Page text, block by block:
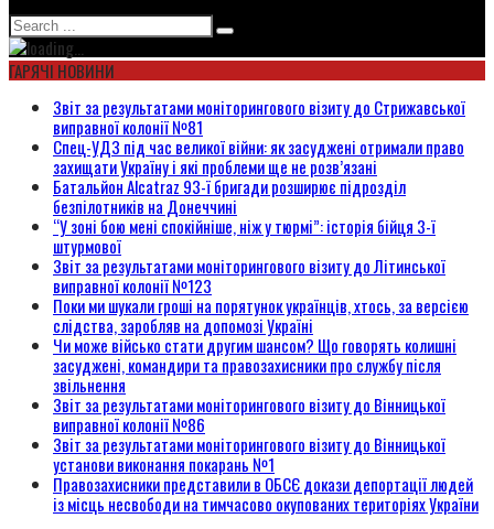
ГАРЯЧІ НОВИНИ
Звіт за результатами моніторингового візиту до Стрижавської
виправної колонії №81
Спец-УДЗ під час великої війни: як засуджені отримали право
захищати Україну і які проблеми ще не розв’язані
Батальйон Alcatraz 93-ї бригади розширює підрозділ
безпілотників на Донеччині
“У зоні бою мені спокійніше, ніж у тюрмі”: історія бійця 3-ї
штурмової
Звіт за результатами моніторингового візиту до Літинської
виправної колонії №123
Поки ми шукали гроші на порятунок українців, хтось, за версією
слідства, заробляв на допомозі Україні
Чи може військо стати другим шансом? Що говорять колишні
засуджені, командири та правозахисники про службу після
звільнення
Звіт за результатами моніторингового візиту до Вінницької
виправної колонії №86
Звіт за результатами моніторингового візиту до Вінницької
установи виконання покарань №1
Правозахисники представили в ОБСЄ докази депортації людей
із місць несвободи на тимчасово окупованих територіях України